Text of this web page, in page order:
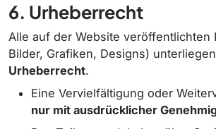
6. Urheberrecht
Alle auf der Website veröffentlichten
Bilder, Grafiken, Designs)
Urheberrecht.
Eine Vervielfältigung oder
nur mit ausdrücklicher